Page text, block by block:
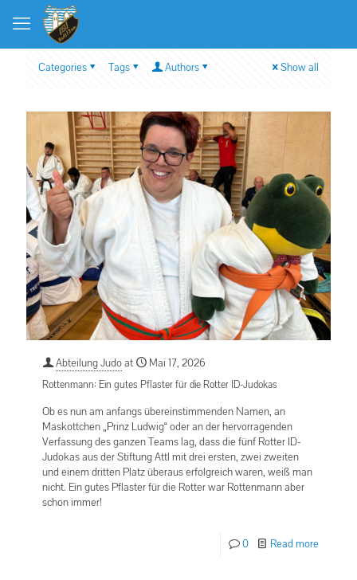
Categories Tags Authors Show all
Abteilung Judoat Mai 17, 2026
Rottenmann: Ein gutes Pflaster für die Rotter ID-Judokas
Ob es nun am anfangs übereinstimmenden Namen, an
Maskottchen „Prinz Ludwig“ oder an der hervorragenden
Verfassung des ganzen Teams lag, dass die fünf Rotter ID-
Judokas aus der Stiftung Attl mit drei ersten, zwei zweiten
und einem dritten Platz überaus erfolgreich waren, weiß man
nicht. Ein gutes Pflaster für die Rotter war Rottenmann aber
schon immer!
0 Read more